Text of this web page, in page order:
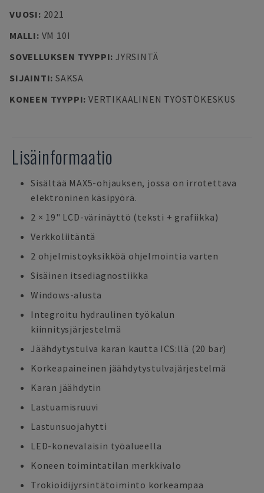
VUOSI: 2021
MALLI: VM 10I
SOVELLUKSEN TYYPPI: JYRSINTÄ
SIJAINTI: SAKSA
KONEEN TYYPPI: VERTIKAALINEN TYÖSTÖKESKUS
Lisäinformaatio
Sisältää MAX5-ohjauksen, jossa on irrotettava
elektroninen käsipyörä.
2 × 19" LCD-värinäyttö (teksti + grafiikka)
Verkkoliitäntä
2 ohjelmistoyksikköä ohjelmointia varten
Sisäinen itsediagnostiikka
Windows-alusta
Integroitu hydraulinen työkalun
kiinnitysjärjestelmä
Jäähdytystulva karan kautta ICS:llä (20 bar)
Korkeapaineinen jäähdytystulvajärjestelmä
Karan jäähdytin
Lastuamisruuvi
Lastunsuojahytti
LED-konevalaisin työalueella
Koneen toimintatilan merkkivalo
Trokioidijyrsintätoiminto korkeampaa